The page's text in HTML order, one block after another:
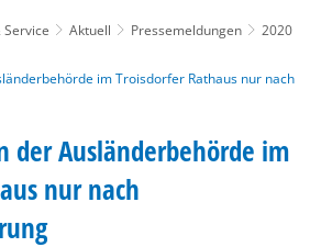
Service Aktuell Pressemeldungen
2020
im Troisdorfer Rathaus nur nach
der Ausländerbehörde im
nur nach